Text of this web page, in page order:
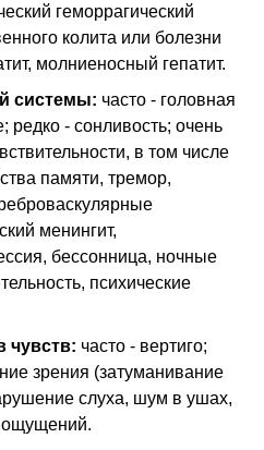
геморрагический
колита или болезни
молниеносный гепатит.
системы: часто - головная
редко - сонливость; очень
в том числе
памяти, тремор,
менингит,
бессонница, ночные
психические
чувств: часто - вертиго;
зрения (затуманивание
слуха, шум в ушах,
ощущений.